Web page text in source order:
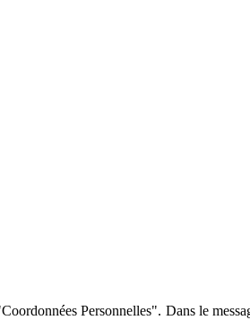
Personnelles". Dans le